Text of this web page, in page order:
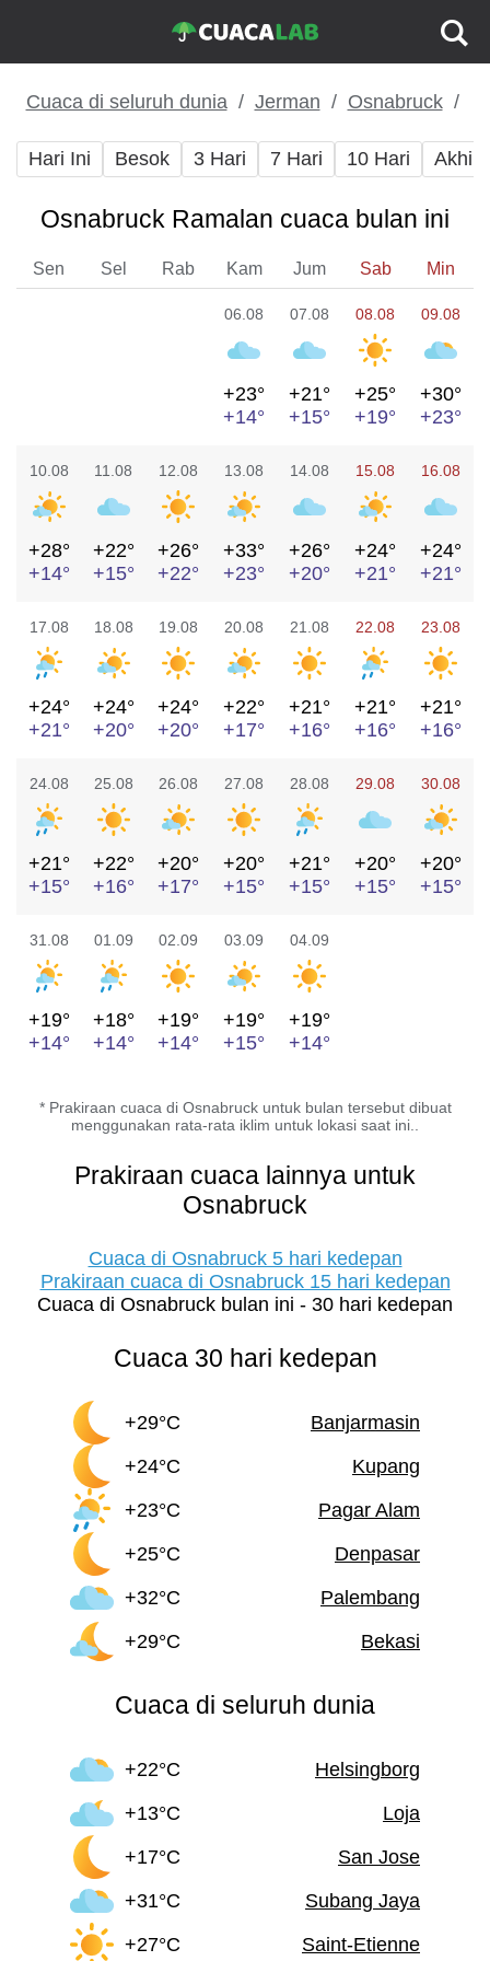
Cuaca di seluruh dunia Jerman Osnabruck
Hari Ini Besok 3 Hari 7 Hari 10 Hari Akhir
Osnabruck Ramalan cuaca bulan ini
Sen Sel Rab Kam Jum Sab Min
06.08
+23°
+14°
07.08
+21°
+15°
08.08
+25°
+19°
09.08
+30°
+23°
10.08
+28°
+14°
11.08
+22°
+15°
12.08
+26°
+22°
13.08
+33°
+23°
14.08
+26°
+20°
15.08
+24°
+21°
16.08
+24°
+21°
17.08
+24°
+21°
18.08
+24°
+20°
19.08
+24°
+20°
20.08
+22°
+17°
21.08
+21°
+16°
22.08
+21°
+16°
23.08
+21°
+16°
24.08
+21°
+15°
25.08
+22°
+16°
26.08
+20°
+17°
27.08
+20°
+15°
28.08
+21°
+15°
29.08
+20°
+15°
30.08
+20°
+15°
31.08
+19°
+14°
01.09
+18°
+14°
02.09
+19°
+14°
03.09
+19°
+15°
04.09
+19°
+14°
* Prakiraan cuaca di Osnabruck untuk bulan tersebut dibuat
menggunakan rata-rata iklim untuk lokasi saat ini..
Prakiraan cuaca lainnya untuk
Osnabruck
Cuaca di Osnabruck 5 hari kedepan
Prakiraan cuaca di Osnabruck 15 hari kedepan
Cuaca di Osnabruck bulan ini - 30 hari kedepan
Cuaca 30 hari kedepan
+29°C
Banjarmasin
+24°C
Kupang
+23°C
Pagar Alam
+25°C
Denpasar
+32°C
Palembang
+29°C
Bekasi
Cuaca di seluruh dunia
+22°C
Helsingborg
+13°C
Loja
+17°C
San Jose
+31°C
Subang Jaya
+27°C
Saint-Etienne